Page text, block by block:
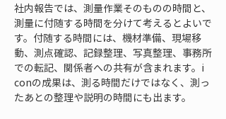
社内報告では、測量作業そのものの時間と、
測量に付随する時間を分けて考えるとよいで
す。付随する時間には、機材準備、現場移
動、測点確認、記録整理、写真整理、事務所
での転記、関係者への共有が含まれます。i
conの成果は、測る時間だけではなく、測っ
たあとの整理や説明の時間にも出ます。